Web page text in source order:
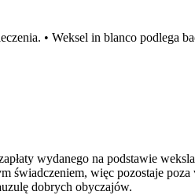
• Weksel in blanco podlega
wydanego na podstawie
świadczeniem, więc pozostaje poza
dobrych obyczajów.